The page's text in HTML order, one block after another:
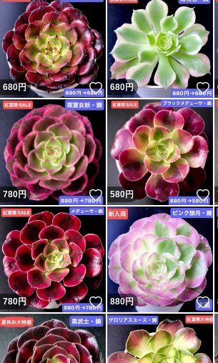
★気持ちの良いお取引になる様に心が
願いします^_^
#多肉植物
#韓国苗
#エケベリア
#カット苗
680円 いいね！
680円
780円 いいね！
580円
780円 いいね！
880円